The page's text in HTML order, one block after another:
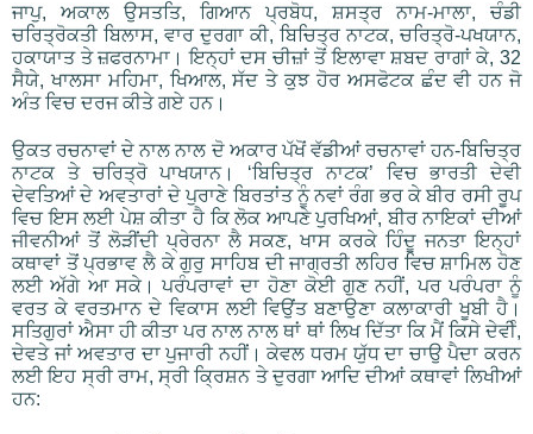
ਜਾਪੁ, ਅਕਾਲ ਉਸਤਤਿ, ਗਿਆਨ ਪ੍ਰਬੋਧ, ਸ਼ਸਤ੍ਰ ਨਾਮ-ਮਾਲਾ, ਚੰਡੀ
ਚਰਿਤ੍ਰੋਕਤੀ ਬਿਲਾਸ, ਵਾਰ ਦੁਰਗਾ ਕੀ, ਬਿਚਿਤ੍ਰ ਨਾਟਕ, ਚਰਿਤ੍ਰੋ-ਪਖਯਾਨ,
ਹਕਾਯਾਤ ਤੇ ਜ਼ਫਰਨਾਮਾ। ਇਨ੍ਹਾਂ ਦਸ ਚੀਜ਼ਾਂ ਤੋਂ ਇਲਾਵਾ ਸ਼ਬਦ ਰਾਗਾਂ ਕੇ, 32
ਸੈਯੇ, ਖਾਲਸਾ ਮਹਿਮਾ, ਖਿਆਲ, ਸੱਦ ਤੇ ਕੁਝ ਹੋਰ ਅਸਫੋਟਕ ਛੰਦ ਵੀ ਹਨ ਜੋ
ਅੰਤ ਵਿਚ ਦਰਜ ਕੀਤੇ ਗਏ ਹਨ।
ਉਕਤ ਰਚਨਾਵਾਂ ਦੇ ਨਾਲ ਨਾਲ ਦੋ ਅਕਾਰ ਪੱਖੋਂ ਵੱਡੀਆਂ ਰਚਨਾਵਾਂ ਹਨ-ਬਿਚਿਤ੍ਰ
ਨਾਟਕ ਤੇ ਚਰਿਤ੍ਰੋ ਪਾਖਯਾਨ। ‘ਬਿਚਿਤ੍ਰ ਨਾਟਕ’ ਵਿਚ ਭਾਰਤੀ ਦੇਵੀ
ਦੇਵਤਿਆਂ ਦੇ ਅਵਤਾਰਾਂ ਦੇ ਪੁਰਾਣੇ ਬਿਰਤਾਂਤ ਨੂੰ ਨਵਾਂ ਰੰਗ ਭਰ ਕੇ ਬੀਰ ਰਸੀ ਰੂਪ
ਵਿਚ ਇਸ ਲਈ ਪੇਸ਼ ਕੀਤਾ ਹੈ ਕਿ ਲੋਕ ਆਪਣੇ ਪੁਰਖਿਆਂ, ਬੀਰ ਨਾਇਕਾਂ ਦੀਆਂ
ਜੀਵਨੀਆਂ ਤੋਂ ਲੋੜੀਂਦੀ ਪ੍ਰੇਰਨਾ ਲੈ ਸਕਣ, ਖਾਸ ਕਰਕੇ ਹਿੰਦੂ ਜਨਤਾ ਇਨ੍ਹਾਂ
ਕਥਾਵਾਂ ਤੋਂ ਪ੍ਰਭਾਵ ਲੈ ਕੇ ਗੁਰੁ ਸਾਹਿਬ ਦੀ ਜਾਗ੍ਰਤੀ ਲਹਿਰ ਵਿਚ ਸ਼ਾਮਿਲ ਹੋਣ
ਲਈ ਅੱਗੇ ਆ ਸਕੇ। ਪਰੰਪਰਾਵਾਂ ਦਾ ਹੋਣਾ ਕੋਈ ਗੁਣ ਨਹੀਂ, ਪਰ ਪਰੰਪਰਾ ਨੂੰ
ਵਰਤ ਕੇ ਵਰਤਮਾਨ ਦੇ ਵਿਕਾਸ ਲਈ ਵਿਉਂਤ ਬਣਾਉਣਾ ਕਲਾਕਾਰੀ ਖੂਬੀ ਹੈ।
ਸਤਿਗੁਰਾਂ ਐਸਾ ਹੀ ਕੀਤਾ ਪਰ ਨਾਲ ਨਾਲ ਥਾਂ ਥਾਂ ਲਿਖ ਦਿੱਤਾ ਕਿ ਮੈਂ ਕਿਸੇ ਦੇਵੀੰ,
ਦੇਵਤੇ ਜਾਂ ਅਵਤਾਰ ਦਾ ਪੁਜਾਰੀ ਨਹੀਂ। ਕੇਵਲ ਧਰਮ ਯੁੱਧ ਦਾ ਚਾਉ ਪੈਦਾ ਕਰਨ
ਲਈ ਇਹ ਸ੍ਰੀ ਰਾਮ, ਸ੍ਰੀ ਕ੍ਰਿਸ਼ਨ ਤੇ ਦੁਰਗਾ ਆਦਿ ਦੀਆਂ ਕਥਾਵਾਂ ਲਿਖੀਆਂ
ਹਨ: